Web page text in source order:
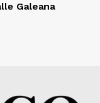
Galeana